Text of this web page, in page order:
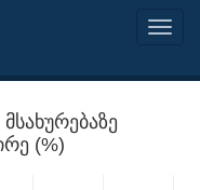
(%)